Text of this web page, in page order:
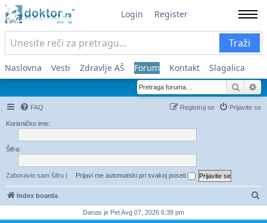
Login Register
Traži
Naslovna Vesti Zdravlje AŠ Forum Kontakt Slagalica
FAQ Prijavite se
Registruj se
Korisničko ime:
Šifra:
Zaboravio sam šifru | Prijavi me automatski pri svakoj poseti
Index boarda
Danas je Pet Avg 07, 2026 6:38 pm